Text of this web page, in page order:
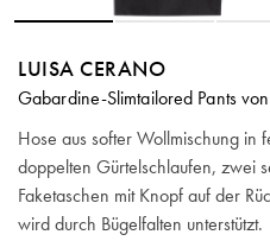
LUISA CERANO
Gabardine-Slimtailored Pants
Hose aus softer Wollmischung in
doppelten Gürtelschlaufen, zwei
Faketaschen mit Knopf auf der
wird durch Bügelfalten unterstützt.